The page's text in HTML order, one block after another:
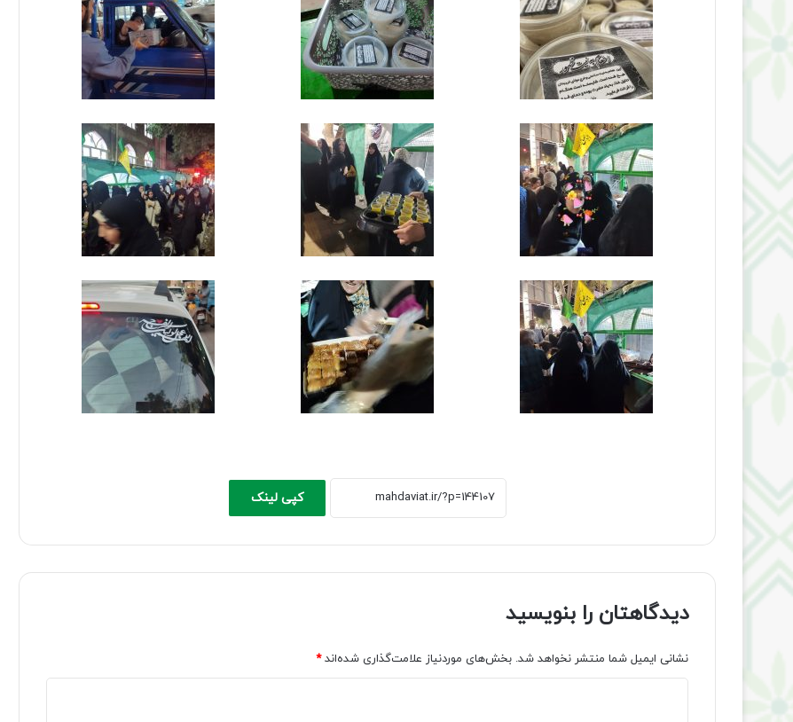
کپی لینک
دیدگاهتان را بنویسید
نشانی ایمیل شما منتشر نخواهد شد. بخش‌های موردنیاز علامت‌گذاری شده‌اند*